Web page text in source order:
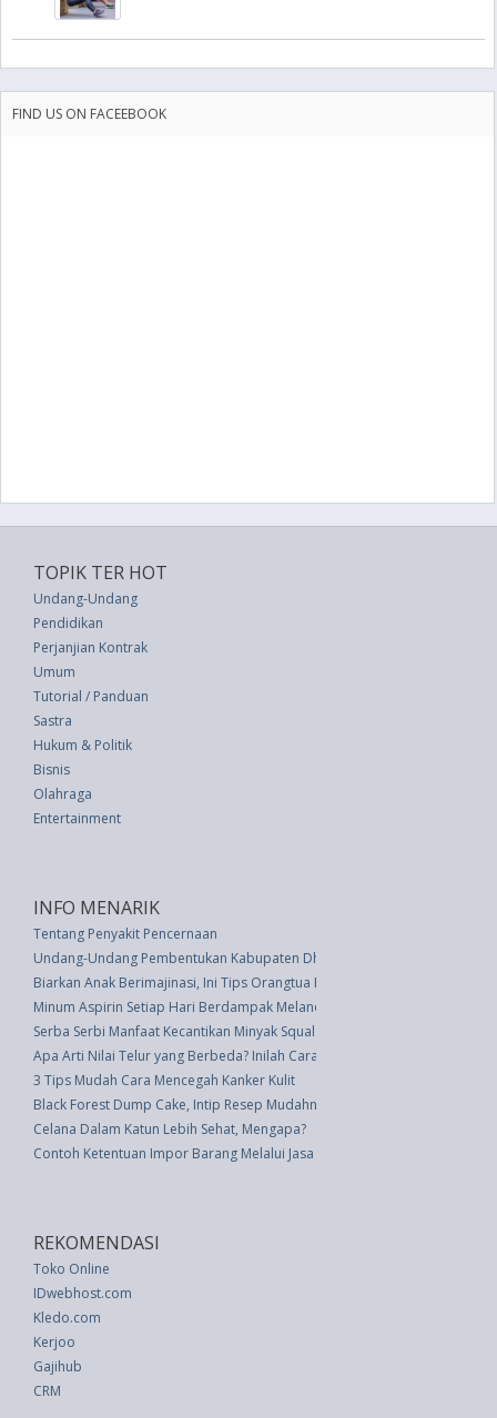
FIND US ON FACEEBOOK
TOPIK TER HOT
Undang-Undang
Pendidikan
Perjanjian Kontrak
Umum
Tutorial / Panduan
Sastra
Hukum & Politik
Bisnis
Olahraga
Entertainment
INFO MENARIK
Tentang Penyakit Pencernaan
Undang-Undang Pembentukan Kabupaten Dharmasraya, Kabupaten
Biarkan Anak Berimajinasi, Ini Tips Orangtua Merawatnya
Minum Aspirin Setiap Hari Berdampak Melanoma pada Pria
Serba Serbi Manfaat Kecantikan Minyak Squalane
Apa Arti Nilai Telur yang Berbeda? Inilah Cara Mendekode Telur Anda
3 Tips Mudah Cara Mencegah Kanker Kulit
Black Forest Dump Cake, Intip Resep Mudahnya Di sini!
Celana Dalam Katun Lebih Sehat, Mengapa?
Contoh Ketentuan Impor Barang Melalui Jasa Forwarder
REKOMENDASI
Toko Online
IDwebhost.com
Kledo.com
Kerjoo
Gajihub
CRM